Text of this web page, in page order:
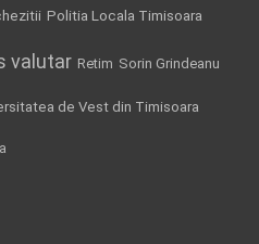
Politia Locala Timisoara
valutar Retim Sorin Grindeanu
de Vest din Timisoara